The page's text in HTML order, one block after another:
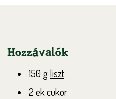
Hozzávalók
150 gliszt
2 ek cukor